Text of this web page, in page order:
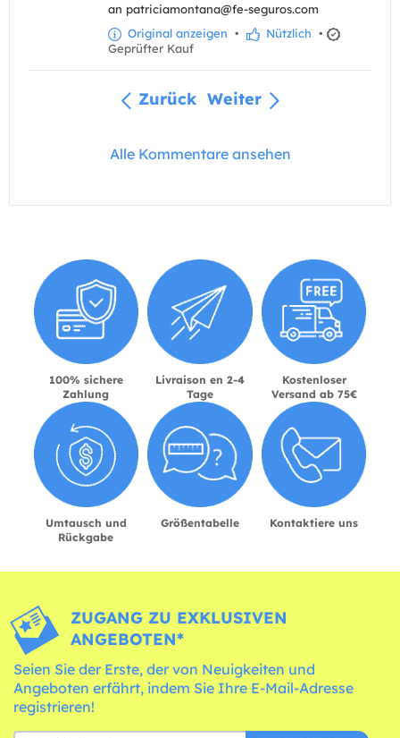
an patriciamontana@fe-seguros.com
Original anzeigen • Nützlich •
Geprüfter Kauf
Zurück Weiter
Alle Kommentare ansehen
100% sichere
Zahlung
Livraison en 2-4
Tage
Kostenloser
Versand ab 75€
Umtausch und
Rückgabe
Größentabelle Kontaktiere uns
ZUGANG ZU EXKLUSIVEN
ANGEBOTEN*
Seien Sie der Erste, der von Neuigkeiten und
Angeboten erfährt, indem Sie Ihre E-Mail-Adresse
registrieren!